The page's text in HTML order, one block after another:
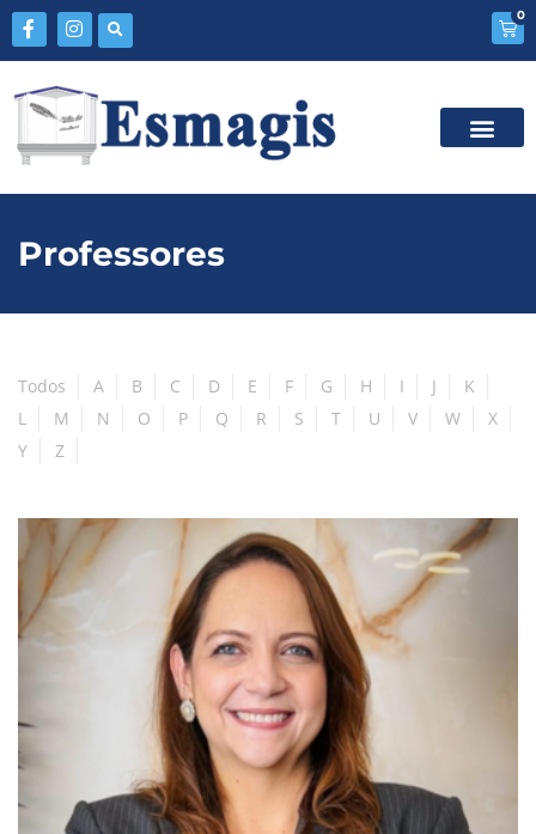
0
Professores
Todos A B C D E F G H I J
K
L
M N O P Q R S T U V W
X
Y
Z